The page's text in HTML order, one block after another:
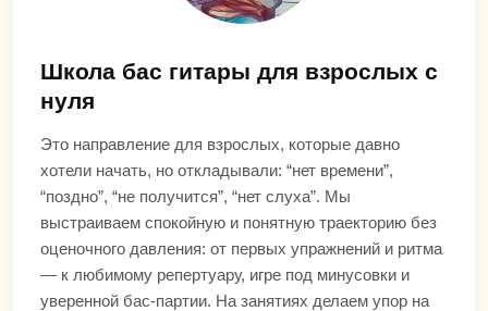
Школа бас гитары для взрослых с
нуля
Это направление для взрослых, которые давно
хотели начать, но откладывали: “нет времени”,
“поздно”, “не получится”, “нет слуха”. Мы
выстраиваем спокойную и понятную траекторию без
оценочного давления: от первых упражнений и ритма
— к любимому репертуару, игре под минусовки и
уверенной бас-партии. На занятиях делаем упор на